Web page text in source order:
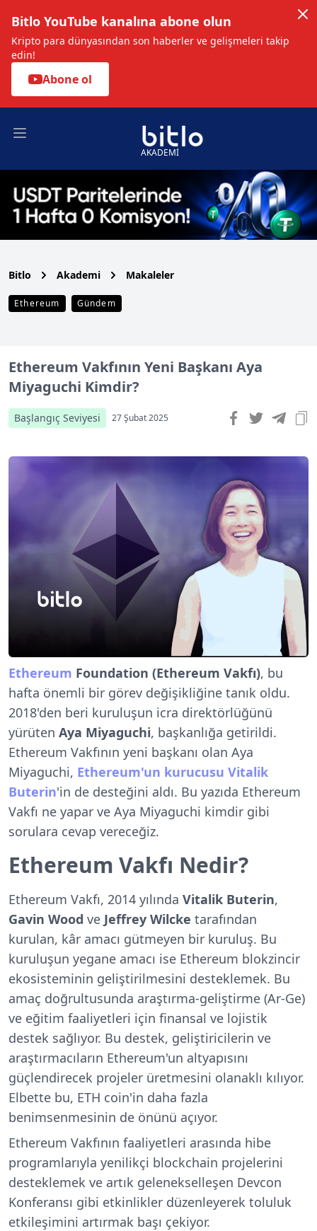
Bitlo YouTube kanalına abone olun
Kripto para dünyasından son haberler ve gelişmeleri takip
edin!
Abone ol
Open main menu
AKADEMİ
Bitlo Akademi Makaleler
Ethereum Gündem
Ethereum Vakfının Yeni Başkanı Aya
Miyaguchi Kimdir?
Başlangıç Seviyesi 27 Şubat 2025
Ethereum Foundation (Ethereum Vakfı), bu
hafta önemli bir görev değişikliğine tanık oldu.
2018'den beri kuruluşun icra direktörlüğünü
yürüten Aya Miyaguchi, başkanlığa getirildi.
Ethereum Vakfının yeni başkanı olan Aya
Miyaguchi, Ethereum'un kurucusu Vitalik
Buterin'in de desteğini aldı. Bu yazıda Ethereum
Vakfı ne yapar ve Aya Miyaguchi kimdir gibi
sorulara cevap vereceğiz.
Ethereum Vakfı Nedir?
Ethereum Vakfı, 2014 yılında Vitalik Buterin,
Gavin Wood ve Jeffrey Wilcke tarafından
kurulan, kâr amacı gütmeyen bir kuruluş. Bu
kuruluşun yegane amacı ise Ethereum blokzincir
ekosisteminin geliştirilmesini desteklemek. Bu
amaç doğrultusunda araştırma-geliştirme (Ar-Ge)
ve eğitim faaliyetleri için finansal ve lojistik
destek sağlıyor. Bu destek, geliştiricilerin ve
araştırmacıların Ethereum'un altyapısını
güçlendirecek projeler üretmesini olanaklı kılıyor.
Elbette bu, ETH coin'in daha fazla
benimsenmesinin de önünü açıyor.
Ethereum Vakfının faaliyetleri arasında hibe
programlarıyla yenilikçi blockchain projelerini
desteklemek ve artık gelenekselleşen Devcon
Konferansı gibi etkinlikler düzenleyerek toluluk
etkileşimini artırmak başı çekiyor.